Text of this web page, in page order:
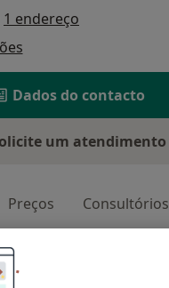
1 endereço
Dados do contacto
um atendimento
Preços Consultórios